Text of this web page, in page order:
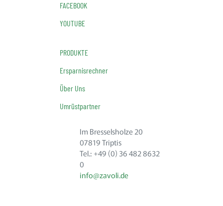
FACEBOOK
YOUTUBE
PRODUKTE
Ersparnisrechner
Über Uns
Umrüstpartner
Im Bresselsholze 20
07819 Triptis
Tel.: +49 (0) 36 482 8632
0
info@zavoli.de